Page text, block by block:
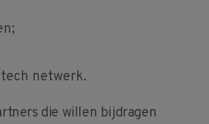
netwerk.
die willen bijdragen